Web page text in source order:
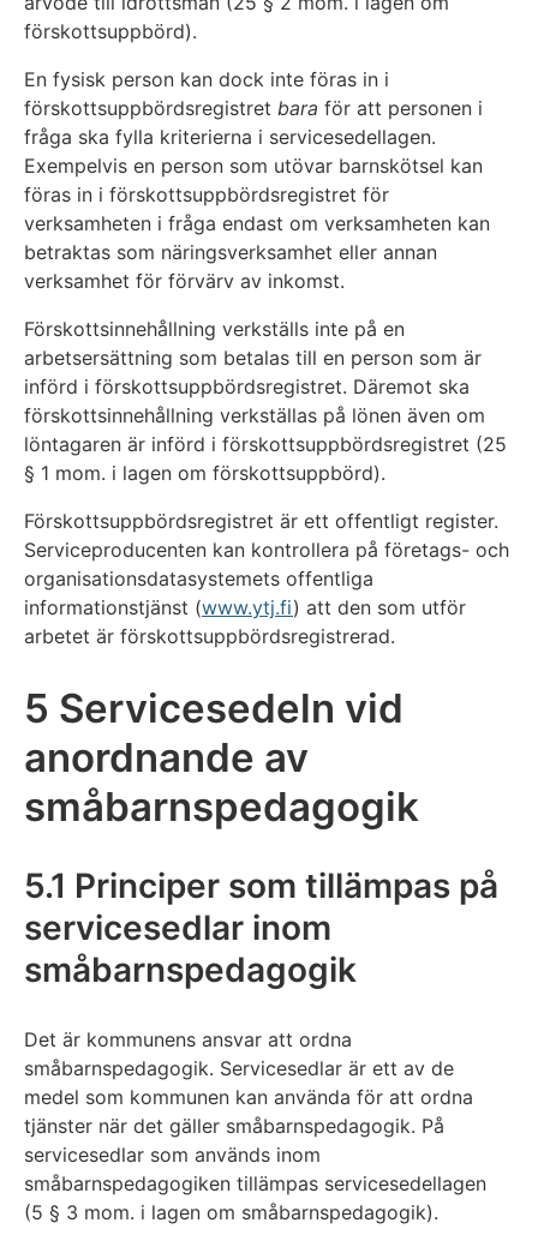
förskottsuppbörd).
En fysisk person kan dock inte föras in i
förskottsuppbördsregistret bara för att personen i
fråga ska fylla kriterierna i servicesedellagen.
Exempelvis en person som utövar barnskötsel kan
föras in i förskottsuppbördsregistret för
verksamheten i fråga endast om verksamheten kan
betraktas som näringsverksamhet eller annan
verksamhet för förvärv av inkomst.
Förskottsinnehållning verkställs inte på en
arbetsersättning som betalas till en person som är
införd i förskottsuppbördsregistret. Däremot ska
förskottsinnehållning verkställas på lönen även om
löntagaren är införd i förskottsuppbördsregistret (25
§ 1 mom. i lagen om förskottsuppbörd).
Förskottsuppbördsregistret är ett offentligt register.
Serviceproducenten kan kontrollera på företags- och
organisationsdatasystemets offentliga
informationstjänst (www.ytj.fi) att den som utför
arbetet är förskottsuppbördsregistrerad.
5 Servicesedeln vid
anordnande av
småbarnspedagogik
5.1 Principer som tillämpas på
servicesedlar inom
småbarnspedagogik
Det är kommunens ansvar att ordna
småbarnspedagogik. Servicesedlar är ett av de
medel som kommunen kan använda för att ordna
tjänster när det gäller småbarnspedagogik. På
servicesedlar som används inom
småbarnspedagogiken tillämpas servicesedellagen
(5 § 3 mom. i lagen om småbarnspedagogik).